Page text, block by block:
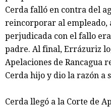
Cerda falló en contra del
reincorporar al empleado,
perjudicada con el fallo
padre. Al final, Errázuriz
Apelaciones de Rancagua
Cerda hijo y dio la razón a
Cerda llegó a la Corte de